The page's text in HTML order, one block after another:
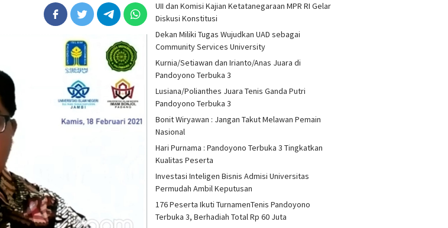
UII dan Komisi Kajian Ketatanegaraan MPR RI Gelar
Diskusi Konstitusi
Dekan Miliki Tugas Wujudkan UAD sebagai
Community Services University
Kurnia/Setiawan dan Irianto/Anas Juara di
Pandoyono Terbuka 3
Lusiana/Polianthes Juara Tenis Ganda Putri
Pandoyono Terbuka 3
Bonit Wiryawan : Jangan Takut Melawan Pemain
Nasional
Hari Purnama : Pandoyono Terbuka 3 Tingkatkan
Kualitas Peserta
Investasi Inteligen Bisnis Admisi Universitas
Permudah Ambil Keputusan
176 Peserta Ikuti TurnamenTenis Pandoyono
Terbuka 3, Berhadiah Total Rp 60 Juta